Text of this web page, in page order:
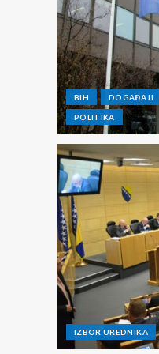
BIH DOGAĐAJI
POLITIKA
IZBOR UREDNIKA